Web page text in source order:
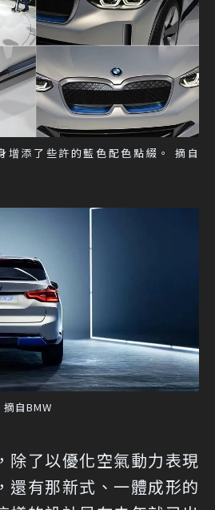
增添了些許的藍色配色點綴。 摘自
自BMW
除了以優化空氣動力表現
還有那新式、一體成形的